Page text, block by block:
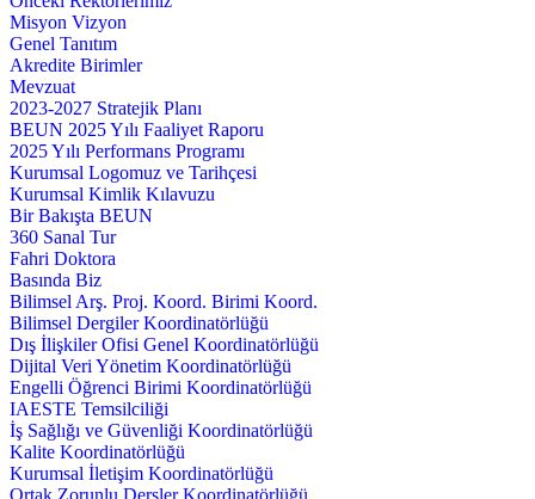
Misyon Vizyon
Genel Tanıtım
Akredite Birimler
Mevzuat
2023-2027 Stratejik Planı
BEUN 2025 Yılı Faaliyet Raporu
2025 Yılı Performans Programı
Kurumsal Logomuz ve Tarihçesi
Kurumsal Kimlik Kılavuzu
Bir Bakışta BEUN
360 Sanal Tur
Fahri Doktora
Basında Biz
Bilimsel Arş. Proj. Koord. Birimi Koord.
Bilimsel Dergiler Koordinatörlüğü
Dış İlişkiler Ofisi Genel Koordinatörlüğü
Dijital Veri Yönetim Koordinatörlüğü
Engelli Öğrenci Birimi Koordinatörlüğü
IAESTE Temsilciliği
İş Sağlığı ve Güvenliği Koordinatörlüğü
Kalite Koordinatörlüğü
Kurumsal İletişim Koordinatörlüğü